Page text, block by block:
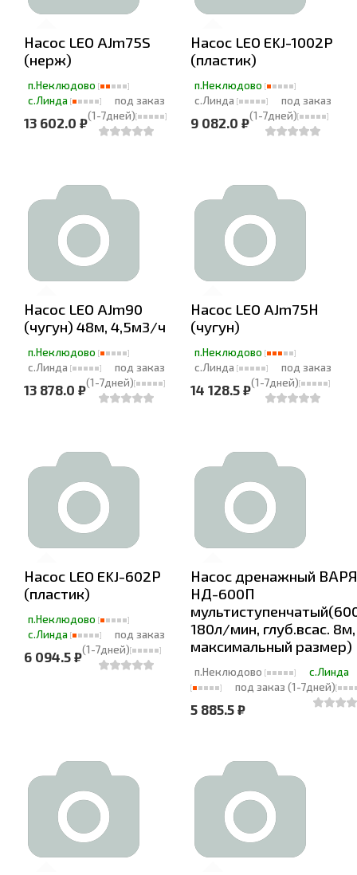
Насос LEO AJm75S
(нерж)
п.Неклюдово
с.Линда
под заказ
(1-7дней)
13 602.0 ₽
Насос LEO EKJ-1002P
(пластик)
п.Неклюдово
с.Линда
под заказ
(1-7дней)
9 082.0 ₽
Насос LEO AJm90
(чугун) 48м, 4,5м3/ч
п.Неклюдово
с.Линда
под заказ
(1-7дней)
13 878.0 ₽
Насос LEO AJm75Н
(чугун)
п.Неклюдово
с.Линда
под заказ
(1-7дней)
14 128.5 ₽
Насос LEO EKJ-602Р
(пластик)
п.Неклюдово
с.Линда
под заказ
(1-7дней)
6 094.5 ₽
Насос дренажный
НД-600П
180л/мин, глуб.всас. 8м,
максимальный размер)
п.Неклюдово
с.Линда
под заказ (1-7дней)
5 885.5 ₽